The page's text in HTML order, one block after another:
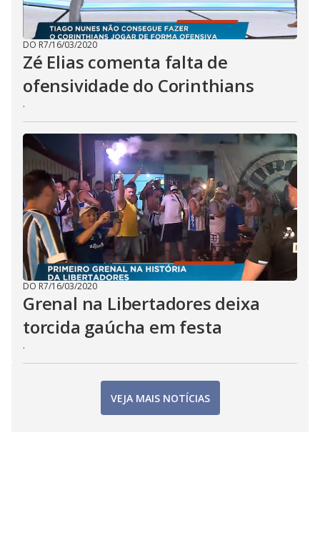
DO R7/16/03/2020
Zé Elias comenta falta de
ofensividade do Corinthians
.
DO R7/16/03/2020
Grenal na Libertadores deixa
torcida gaúcha em festa
.
VEJA MAIS NOTÍCIAS